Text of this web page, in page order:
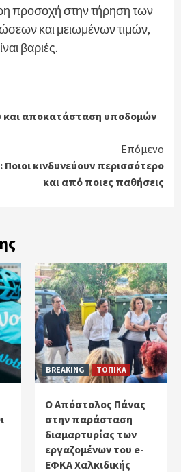
προσοχή στην τήρηση των
και μειωμένων τιμών,
βαριές.
και αποκατάσταση υποδομών
Επόμενο
κινδυνεύουν περισσότερο
και από ποιες παθήσεις
BREAKING ΤΟΠΙΚΑ
Ο Απόστολος Πάνας
στην παράσταση
διαμαρτυρίας των
εργαζομένων του e-
ΕΦΚΑ Χαλκιδικής